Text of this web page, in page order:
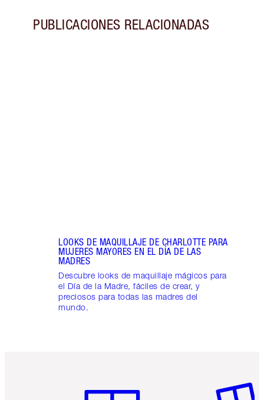
PUBLICACIONES RELACIONADAS
LOOKS DE MAQUILLAJE DE CHARLOTTE PARA
MUJERES MAYORES EN EL DÍA DE LAS
MADRES
Descubre looks de maquillaje mágicos para
el Día de la Madre, fáciles de crear, y
preciosos para todas las madres del
mundo.